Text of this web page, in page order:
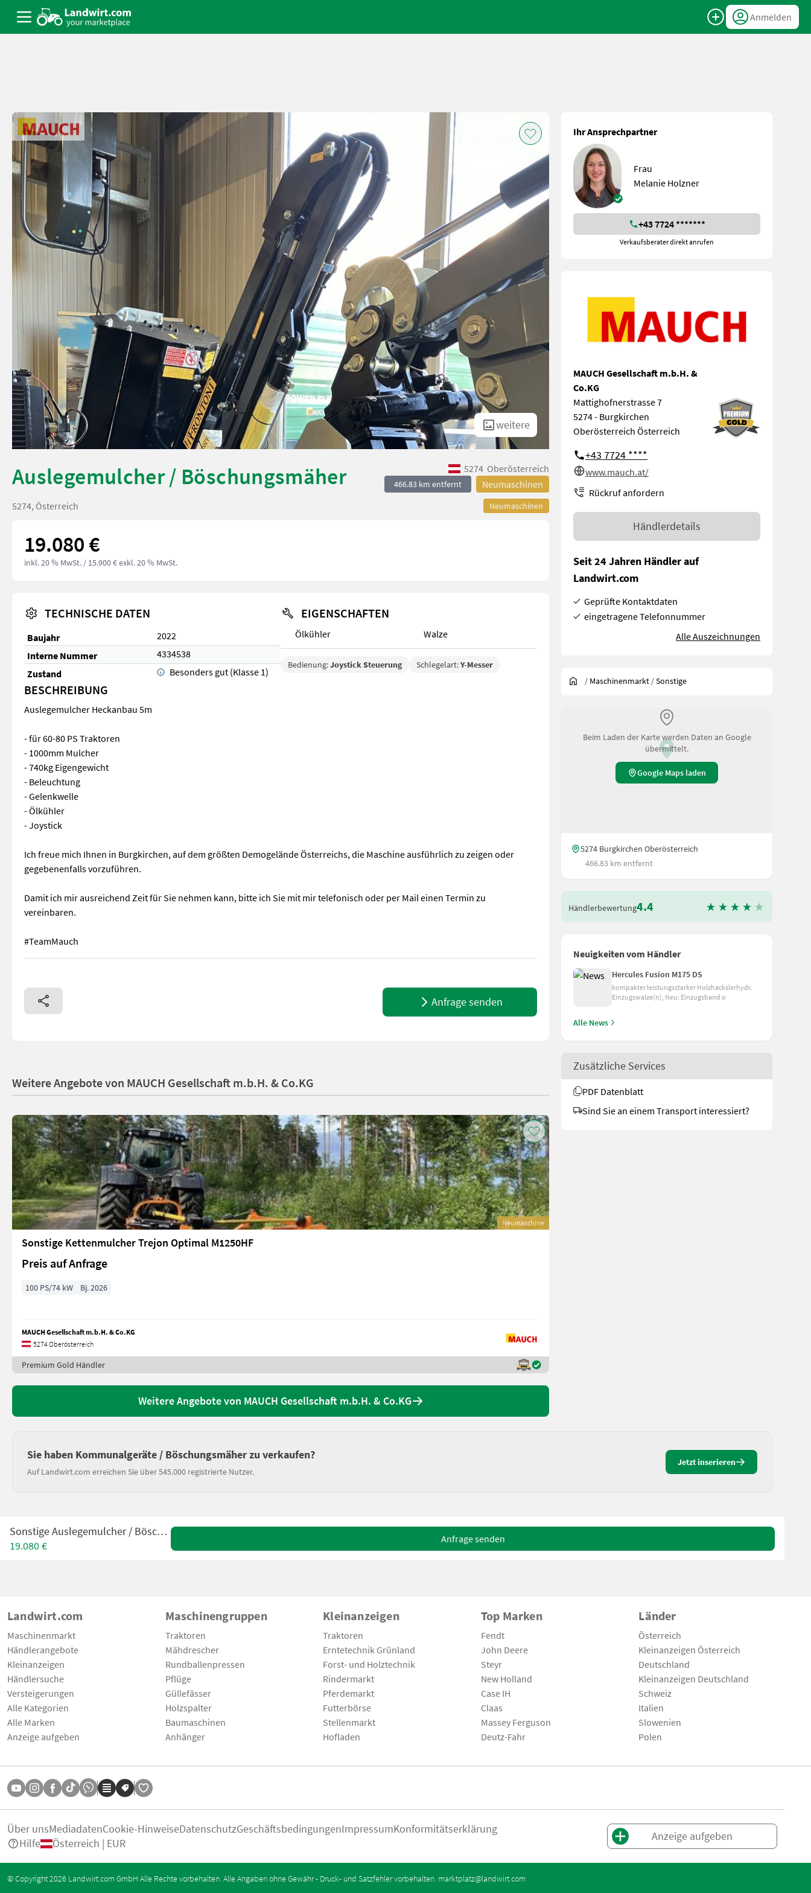
Anmelden
weitere
Auslegemulcher / Böschungsmäher 5274 Oberösterreich
466.83 km entfernt Neumaschinen
Neumaschinen
5274, Österreich
19.080 €
inkl. 20 % MwSt. / 15.900 € exkl. 20 % MwSt.
TECHNISCHE DATEN
Baujahr
2022
Interne Nummer
4334538
Zustand
Besonders gut (Klasse 1)
EIGENSCHAFTEN
Ölkühler Walze
Bedienung:Joystick Steuerung Schlegelart:Y-Messer
BESCHREIBUNG
Auslegemulcher Heckanbau 5m
- für 60-80 PS Traktoren
- 1000mm Mulcher
- 740kg Eigengewicht
- Beleuchtung
- Gelenkwelle
- Ölkühler
- Joystick
Ich freue mich Ihnen in Burgkirchen, auf dem größten Demogelände Österreichs, die Maschine ausführlich zu zeigen oder
gegebenenfalls vorzuführen.
Damit ich mir ausreichend Zeit für Sie nehmen kann, bitte ich Sie mit mir telefonisch oder per Mail einen Termin zu
vereinbaren.
#TeamMauch
Auslegemulcher Heckanbau 5m - für 60-80 PS Traktoren - 1000mm Mulcher - 740kg Eigengewicht - Beleuchtung - Gelenkwelle - Ölkühler - Joystick Ich freue mich Ihnen in Burgkirchen, auf
Anfrage senden
Ihr Ansprechpartner
Frau
Melanie Holzner
+43 7724 *******
Verkaufsberater direkt anrufen
MAUCH Gesellschaft m.b.H. &
Co.KG
Mattighofnerstrasse 7
5274 - Burgkirchen
Oberösterreich Österreich
+43 7724 ****
www.mauch.at/
Rückruf anfordern
Händlerdetails
Seit 24 Jahren Händler auf
Landwirt.com
Geprüfte Kontaktdaten
eingetragene Telefonnummer
Alle Auszeichnungen
/ Maschinenmarkt /Sonstige
Beim Laden der Karte werden Daten an Google
übermittelt.
Google Maps laden
5274 Burgkirchen Oberösterreich
466.83 km entfernt
Händlerbewertung4.4
Neuigkeiten vom Händler
Hercules Fusion M175 DS
kompakter leistungsstarker Holzhäckslerhydr.
Einzugswalze(n), Neu: Einzugsband o
Alle News
Zusätzliche Services
PDF Datenblatt
Sind Sie an einem Transport interessiert?
Weitere Angebote von MAUCH Gesellschaft m.b.H. & Co.KG
Neumaschine
Sonstige Kettenmulcher Trejon Optimal M1250HF
Preis auf Anfrage
100 PS/74 kW Bj. 2026
MAUCH Gesellschaft m.b.H. & Co.KG
5274 Oberösterreich
Premium Gold Händler
Weitere Angebote von MAUCH Gesellschaft m.b.H. & Co.KG
Sie haben Kommunalgeräte / Böschungsmäher zu verkaufen?
Auf Landwirt.com erreichen Sie über 545.000 registrierte Nutzer.
Jetzt inserieren
Sonstige Auslegemulcher / Böschungsmäher
19.080 €
Anfrage senden
Landwirt.com
Maschinenmarkt
Händlerangebote
Kleinanzeigen
Händlersuche
Versteigerungen
Alle Kategorien
Alle Marken
Anzeige aufgeben
Maschinengruppen
Traktoren
Mähdrescher
Rundballenpressen
Pflüge
Güllefässer
Holzspalter
Baumaschinen
Anhänger
Kleinanzeigen
Traktoren
Erntetechnik Grünland
Forst- und Holztechnik
Rindermarkt
Pferdemarkt
Futterbörse
Stellenmarkt
Hofladen
Top Marken
Fendt
John Deere
Steyr
New Holland
Case IH
Claas
Massey Ferguson
Deutz-Fahr
Länder
Österreich
Kleinanzeigen Österreich
Deutschland
Kleinanzeigen Deutschland
Schweiz
Italien
Slowenien
Polen
Über unsMediadatenCookie-HinweiseDatenschutzGeschäftsbedingungenImpressumKonformitätserklärung
Hilfe
Österreich | EUR
Anzeige aufgeben
© Copyright 2026 Landwirt.com GmbH Alle Rechte vorbehalten. Alle Angaben ohne Gewähr - Druck- und Satzfehler vorbehalten. marktplatz@landwirt.com